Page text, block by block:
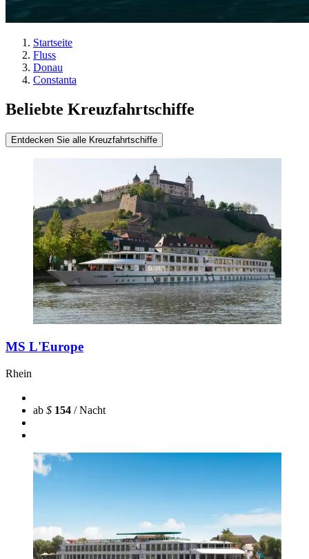
Startseite
Fluss
Donau
Constanta
Beliebte Kreuzfahrtschiffe
Entdecken Sie alle Kreuzfahrtschiffe
MS L'Europe
Rhein
ab $ 154 / Nacht